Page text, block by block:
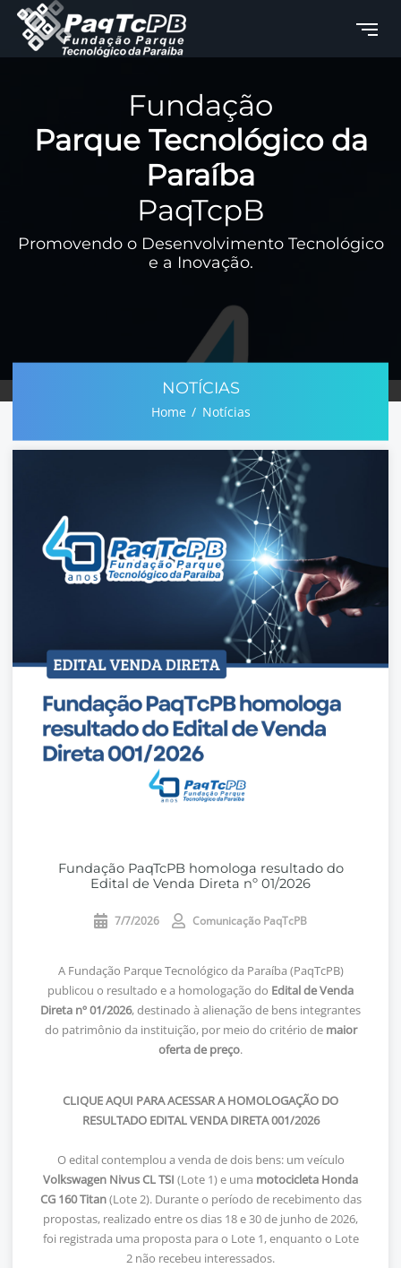
Fundação
Parque Tecnológico da
Paraíba
PaqTcpB
Promovendo o Desenvolvimento Tecnológico
e a Inovação.
NOTÍCIAS
Home Notícias
Fundação PaqTcPB homologa resultado do
Edital de Venda Direta nº 01/2026
7/7/2026 Comunicação PaqTcPB
A Fundação Parque Tecnológico da Paraíba (PaqTcPB)
publicou o resultado e a homologação do Edital de Venda
Direta nº 01/2026, destinado à alienação de bens integrantes
do patrimônio da instituição, por meio do critério de maior
oferta de preço.
CLIQUE AQUI PARA ACESSAR A HOMOLOGAÇÃO DO
RESULTADO EDITAL VENDA DIRETA 001/2026
O edital contemplou a venda de dois bens: um veículo
Volkswagen Nivus CL TSI (Lote 1) e uma motocicleta Honda
CG 160 Titan(Lote 2). Durante o período de recebimento das
propostas, realizado entre os dias 18 e 30 de junho de 2026,
foi registrada uma proposta para o Lote 1, enquanto o Lote
2 não recebeu interessados.